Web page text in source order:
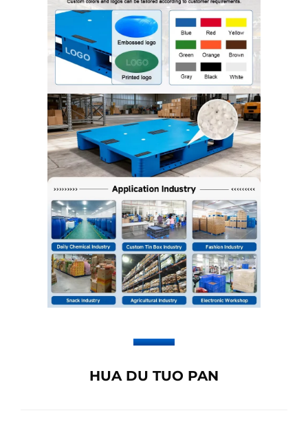
HUA DU TUO PAN